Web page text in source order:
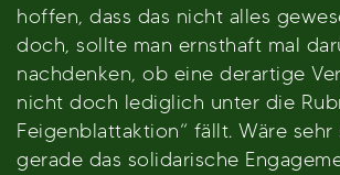
hoffen, dass das nicht alles
doch, sollte man ernsthaft mal
nachdenken, ob eine derartige
nicht doch lediglich unter die
Feigenblattaktion“ fällt. Wäre sehr
gerade das solidarische